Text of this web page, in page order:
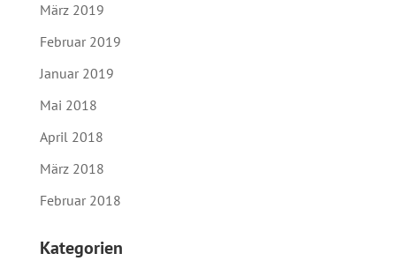
März 2019
Februar 2019
Januar 2019
Mai 2018
April 2018
März 2018
Februar 2018
Kategorien